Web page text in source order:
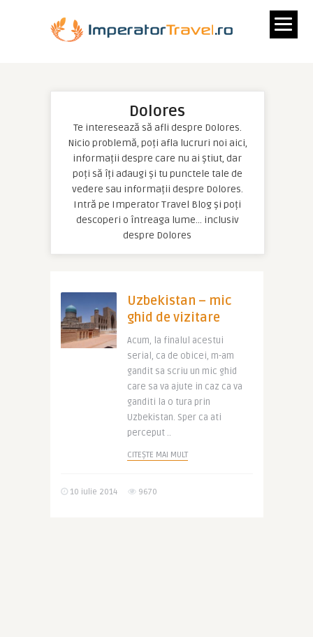
Dolores
Te interesează să afli despre Dolores.
Nicio problemă, poți afla lucruri noi aici,
informații despre care nu ai știut, dar
poți să îți adaugi și tu punctele tale de
vedere sau informații despre Dolores.
Intră pe Imperator Travel Blog și poți
descoperi o întreaga lume… inclusiv
despre Dolores
Uzbekistan – mic
ghid de vizitare
Acum, la finalul acestui
serial, ca de obicei, m-am
gandit sa scriu un mic ghid
care sa va ajute in caz ca va
ganditi la o tura prin
Uzbekistan. Sper ca ati
perceput ..
CITEȘTE MAI MULT
10 iulie 2014 9670